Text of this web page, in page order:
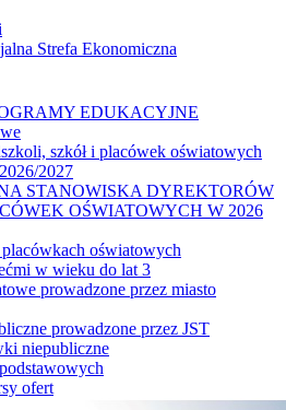
Strefa Ekonomiczna
EDUKACYJNE
szkół i placówek oświatowych
2027
STANOWISKA DYREKTORÓW
OŚWIATOWYCH W 2026
oświatowych
w wieku do lat 3
prowadzone przez miasto
prowadzone przez JST
niepubliczne
ofert